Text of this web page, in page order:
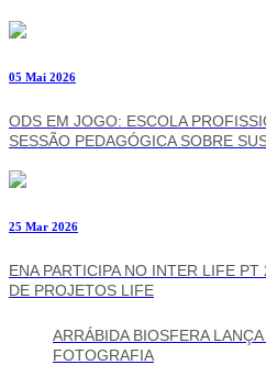
05 Mai 2026
ODS EM JOGO: ESCOLA
SESSÃO PEDAGÓGICA SOBRE
25 Mar 2026
ENA PARTICIPA NO INTER LIFE
DE PROJETOS LIFE
ARRÁBIDA BIOSFERA
FOTOGRAFIA